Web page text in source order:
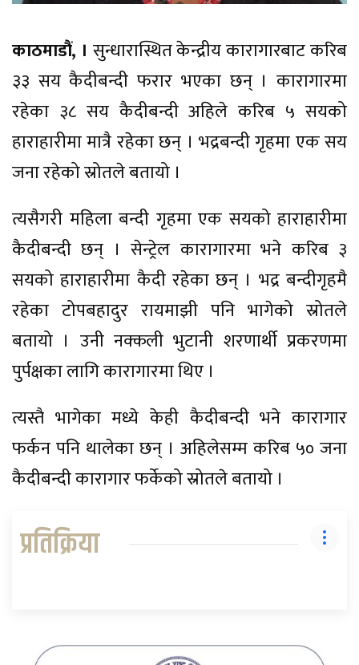
काठमाडौं, । सुन्धारास्थित केन्द्रीय कारागारबाट करिब
३३ सय कैदीबन्दी फरार भएका छन् । कारागारमा
रहेका ३८ सय कैदीबन्दी अहिले करिब ५ सयको
हाराहारीमा मात्रै रहेका छन् । भद्रबन्दी गृहमा एक सय
जना रहेको स्रोतले बतायो ।
त्यसैगरी महिला बन्दी गृहमा एक सयको हाराहारीमा
कैदीबन्दी छन् । सेन्ट्रेल कारागारमा भने करिब ३
सयको हाराहारीमा कैदी रहेका छन् । भद्र बन्दीगृहमै
रहेका टोपबहादुर रायमाझी पनि भागेको स्रोतले
बतायो । उनी नक्कली भुटानी शरणार्थी प्रकरणमा
पुर्पक्षका लागि कारागारमा थिए ।
त्यस्तै भागेका मध्ये केही कैदीबन्दी भने कारागार
फर्कन पनि थालेका छन् । अहिलेसम्म करिब ५० जना
कैदीबन्दी कारागार फर्केको स्रोतले बतायो ।
प्रतिक्रिया